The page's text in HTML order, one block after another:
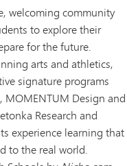
welcoming community
to explore their
for the future.
arts and athletics,
signature programs
MOMENTUM Design and
Research and
experience learning that
to the real world.